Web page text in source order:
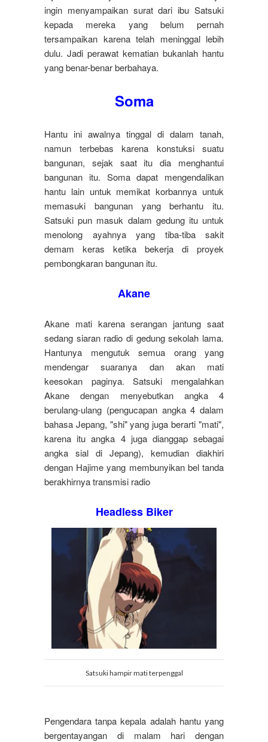
ingin menyampaikan surat dari ibu Satsuki
kepada mereka yang belum pernah
tersampaikan karena telah meninggal lebih
dulu. Jadi perawat kematian bukanlah hantu
yang benar-benar berbahaya.
Soma
Hantu ini awalnya tinggal di dalam tanah,
namun terbebas karena konstuksi suatu
bangunan, sejak saat itu dia menghantui
bangunan itu. Soma dapat mengendalikan
hantu lain untuk memikat korbannya untuk
memasuki bangunan yang berhantu itu.
Satsuki pun masuk dalam gedung itu untuk
menolong ayahnya yang tiba-tiba sakit
demam keras ketika bekerja di proyek
pembongkaran bangunan itu.
Akane
Akane mati karena serangan jantung saat
sedang siaran radio di gedung sekolah lama.
Hantunya mengutuk semua orang yang
mendengar suaranya dan akan mati
keesokan paginya. Satsuki mengalahkan
Akane dengan menyebutkan angka 4
berulang-ulang (pengucapan angka 4 dalam
bahasa Jepang, "shi" yang juga berarti "mati",
karena itu angka 4 juga dianggap sebagai
angka sial di Jepang), kemudian diakhiri
dengan Hajime yang membunyikan bel tanda
berakhirnya transmisi radio
Headless Biker
Satsuki hampir mati terpenggal
Pengendara tanpa kepala adalah hantu yang
bergentayangan di malam hari dengan